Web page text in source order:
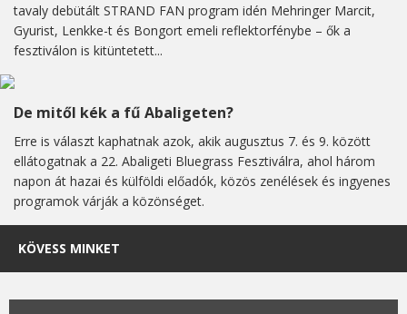
tavaly debütált STRAND FAN program idén Mehringer Marcit,
Gyurist, Lenkke-t és Bongort emeli reflektorfénybe – ők a
fesztiválon is kitüntetett...
De mitől kék a fű Abaligeten?
Erre is választ kaphatnak azok, akik augusztus 7. és 9. között
ellátogatnak a 22. Abaligeti Bluegrass Fesztiválra, ahol három
napon át hazai és külföldi előadók, közös zenélések és ingyenes
programok várják a közönséget.
KÖVESS MINKET